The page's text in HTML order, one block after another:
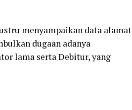
menyampaikan data alamat
dugaan adanya
lama serta Debitur, yang